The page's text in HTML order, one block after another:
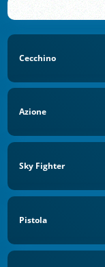
Cecchino
Azione
Sky Fighter
Pistola